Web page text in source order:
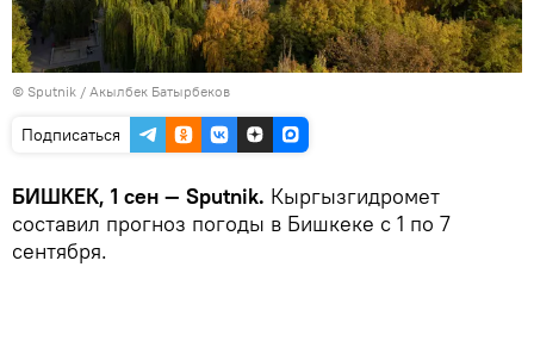
© Sputnik / Акылбек Батырбеков
Подписаться
БИШКЕК, 1 сен — Sputnik. Кыргызгидромет
составил прогноз погоды в Бишкеке с 1 по 7
сентября.